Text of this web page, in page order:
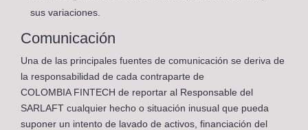
sus variaciones.
Comunicación
Una de las principales fuentes de comunicación se deriva de
la responsabilidad de cada contraparte de
COLOMBIA FINTECH de reportar al Responsable del
SARLAFT cualquier hecho o situación inusual que pueda
suponer un intento de lavado de activos, financiación del